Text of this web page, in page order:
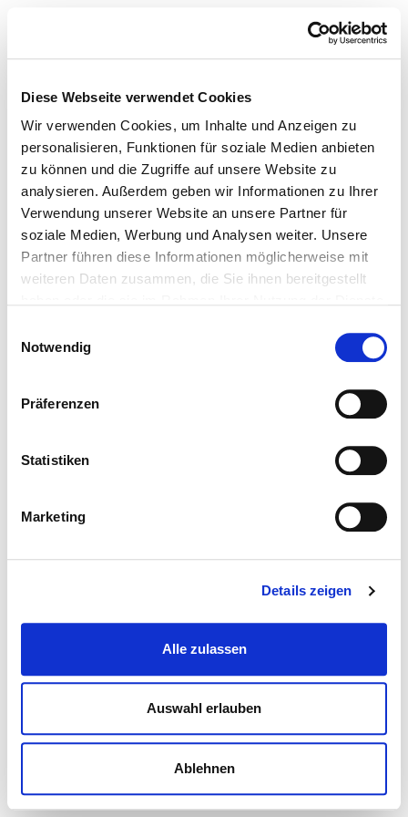
Diese Webseite verwendet Cookies
Wir verwenden Cookies, um Inhalte und Anzeigen zu
personalisieren, Funktionen für soziale Medien anbieten
zu können und die Zugriffe auf unsere Website zu
analysieren. Außerdem geben wir Informationen zu Ihrer
Verwendung unserer Website an unsere Partner für
soziale Medien, Werbung und Analysen weiter. Unsere
Partner führen diese Informationen möglicherweise mit
weiteren Daten zusammen, die Sie ihnen bereitgestellt
Notwendig
Präferenzen
Statistiken
Marketing
Details zeigen
Alle zulassen
Auswahl erlauben
Ablehnen